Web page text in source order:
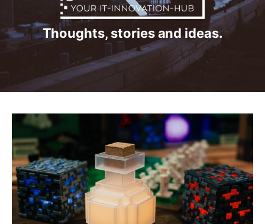
Thoughts, stories and ideas.